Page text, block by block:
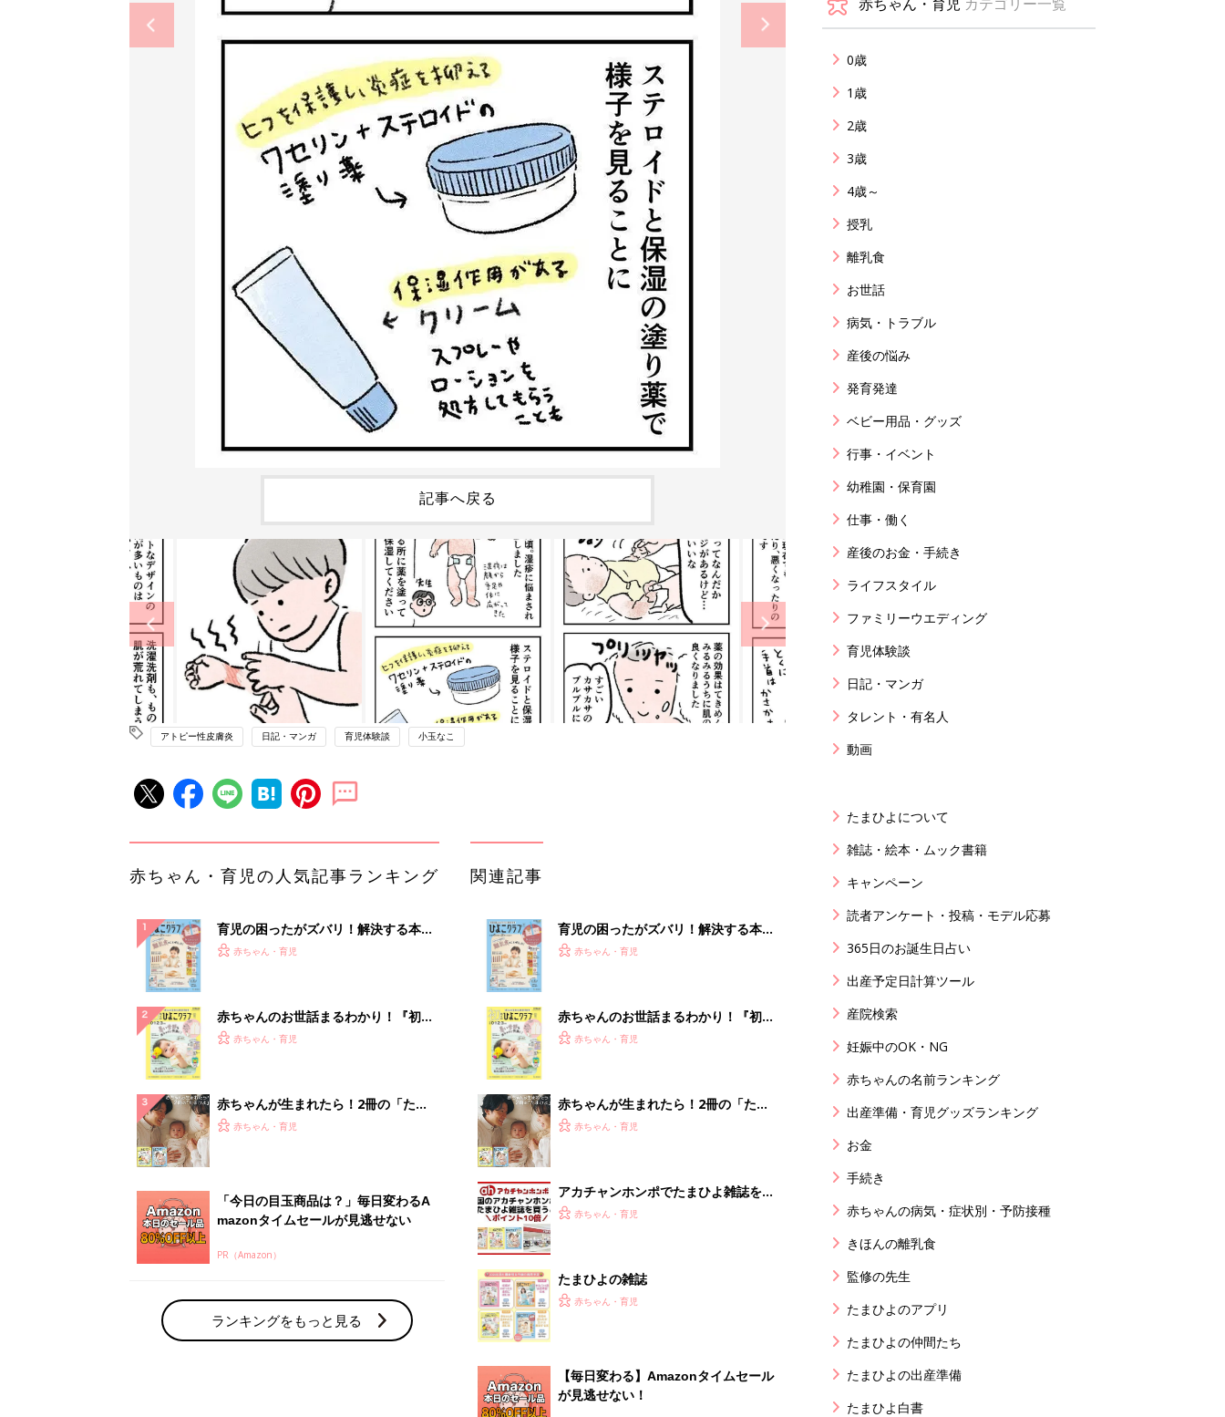
記事へ戻る
アトピー性皮膚炎 日記・マンガ 育児体験談 小玉なこ
赤ちゃん・育児の人気記事ランキング
育児の困ったがズバリ！解決する本
『ひよこクラブ 秋号』 4カ月～2才
赤ちゃん・育児
赤ちゃんのお世話まるわかり！『初め
てのひよこクラブ 夏号』〈巻頭大特
赤ちゃん・育児
赤ちゃんが生まれたら！2冊の「たま
ひよ」
赤ちゃん・育児
「今日の目玉商品は？」毎日変わるA
mazonタイムセールが見逃せない
PR（Amazon）
ランキングをもっと見る
関連記事
育児の困ったがズバリ！解決する本
『ひよこクラブ 秋号』 4カ月～2才
赤ちゃん・育児
赤ちゃんのお世話まるわかり！『初め
てのひよこクラブ 夏号』〈巻頭大特
赤ちゃん・育児
赤ちゃんが生まれたら！2冊の「たま
ひよ」
赤ちゃん・育児
アカチャンホンポでたまひよ雑誌を買
うとポイント10倍【期間限定】
赤ちゃん・育児
たまひよの雑誌
赤ちゃん・育児
【毎日変わる】Amazonタイムセール
が見逃せない！
0歳
1歳
2歳
3歳
4歳～
授乳
離乳食
お世話
病気・トラブル
産後の悩み
発育発達
ベビー用品・グッズ
行事・イベント
幼稚園・保育園
仕事・働く
産後のお金・手続き
ライフスタイル
ファミリーウエディング
育児体験談
日記・マンガ
タレント・有名人
動画
たまひよについて
雑誌・絵本・ムック書籍
キャンペーン
読者アンケート・投稿・モデル応募
365日のお誕生日占い
出産予定日計算ツール
産院検索
妊娠中のOK・NG
赤ちゃんの名前ランキング
出産準備・育児グッズランキング
お金
手続き
赤ちゃんの病気・症状別・予防接種
きほんの離乳食
監修の先生
たまひよのアプリ
たまひよの仲間たち
たまひよの出産準備
たまひよ白書